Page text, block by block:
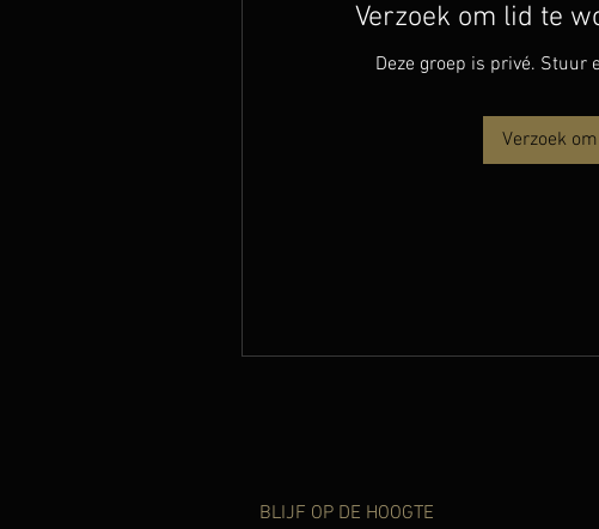
Verzoek om lid te
Deze groep is privé. Stuur
Verzoek
BLIJF OP DE HOOGTE